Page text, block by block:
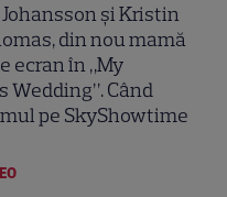
și Kristin
din nou mamă
ecran în „My
Wedding”. Când
pe SkyShowtime